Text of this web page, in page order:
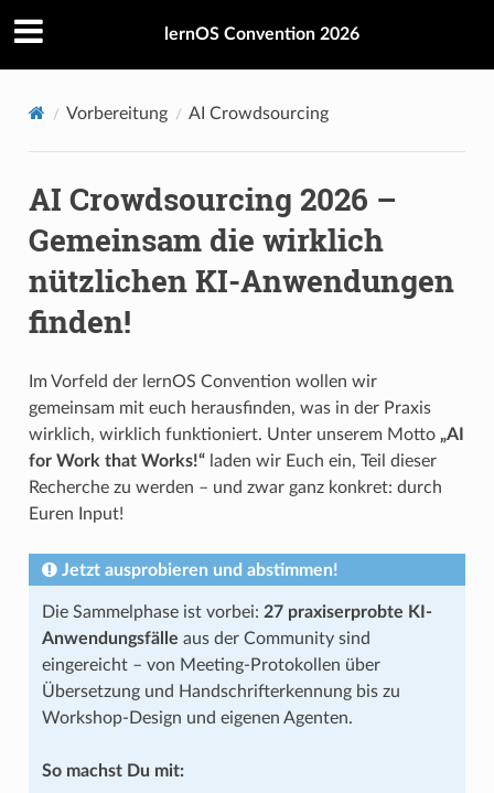
lernOS Convention 2026
Vorbereitung AI Crowdsourcing
AI Crowdsourcing 2026 –
Gemeinsam die wirklich
nützlichen KI-Anwendungen
finden!
Im Vorfeld der lernOS Convention wollen wir
gemeinsam mit euch herausfinden, was in der Praxis
wirklich, wirklich funktioniert. Unter unserem Motto „AI
for Work that Works!“laden wir Euch ein, Teil dieser
Recherche zu werden – und zwar ganz konkret: durch
Euren Input!
Jetzt ausprobieren und abstimmen!
Die Sammelphase ist vorbei: 27 praxiserprobte KI-
Anwendungsfälle aus der Community sind
eingereicht – von Meeting-Protokollen über
Übersetzung und Handschrifterkennung bis zu
Workshop-Design und eigenen Agenten.
So machst Du mit: